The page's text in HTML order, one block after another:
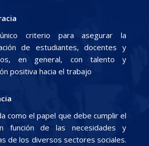
criterio para asegurar la
de estudiantes, docentes y
en general, con talento y
positiva hacia el trabajo
como el papel que debe cumplir el
función de las necesidades y
de los diversos sectores sociales.